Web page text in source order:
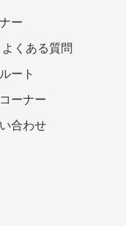
ー
よくある質問
ート
ーナー
合わせ